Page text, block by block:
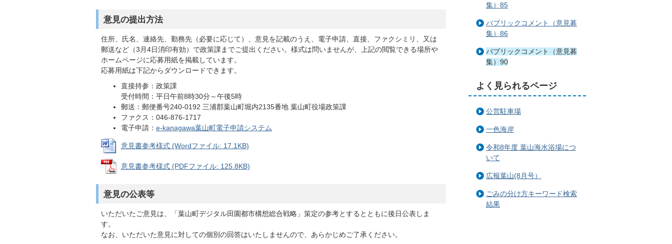
意見の提出方法
住所、氏名、連絡先、勤務先（必要に応じて）、意見を記載のうえ、電子申請、直接、ファクシミリ、又は
郵送など（3月4日消印有効）で政策課までご提出ください。様式は問いませんが、上記の閲覧できる場所や
ホームページに応募用紙を掲載しています。
応募用紙は下記からダウンロードできます。
直接持参：政策課
受付時間：平日午前8時30分～午後5時
郵送：郵便番号240-0192 三浦郡葉山町堀内2135番地 葉山町役場政策課
ファクス：046-876-1717
電子申請： e-kanagawa葉山町電子申請システム
意見書参考様式 (Wordファイル: 17.1KB)
意見書参考様式 (PDFファイル: 125.8KB)
意見の公表等
いただいたご意見は、「葉山町デジタル田園都市構想総合戦略」策定の参考とするとともに後日公表しま
す。
なお、いただいた意見に対しての個別の回答はいたしませんので、あらかじめご了承ください。
集）85
パブリックコメント（意見募
集）86
パブリックコメント（意見募
集）90
よく見られるページ
公営駐車場
一色海岸
令和8年度 葉山海水浴場につ
いて
広報葉山(8月号）
ごみの分け方キーワード検索
結果